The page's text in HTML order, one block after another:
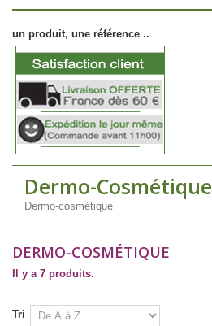
un produit, une référence ..
Dermo-Cosmétique
Dermo-cosmétique
DERMO-COSMÉTIQUE
Il y a 7 produits.
Tri